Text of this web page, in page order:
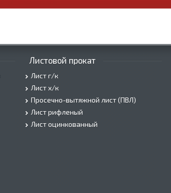
Листовой прокат
Лист г/к
Лист х/к
Просечно-вытяжной лист (ПВЛ)
Лист рифленый
Лист оцинкованный